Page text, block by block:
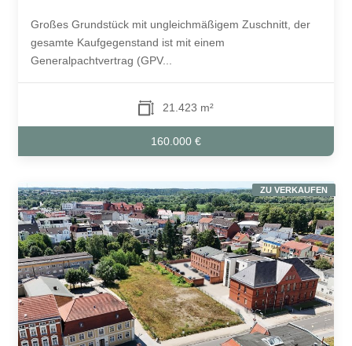
Großes Grundstück mit ungleichmäßigem Zuschnitt, der
gesamte Kaufgegenstand ist mit einem
Generalpachtvertrag (GPV...
21.423 m²
160.000 €
ZU VERKAUFEN